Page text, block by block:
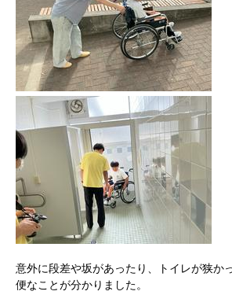
意外に段差や坂があったり、トイレが狭か
便なことが分かりました。